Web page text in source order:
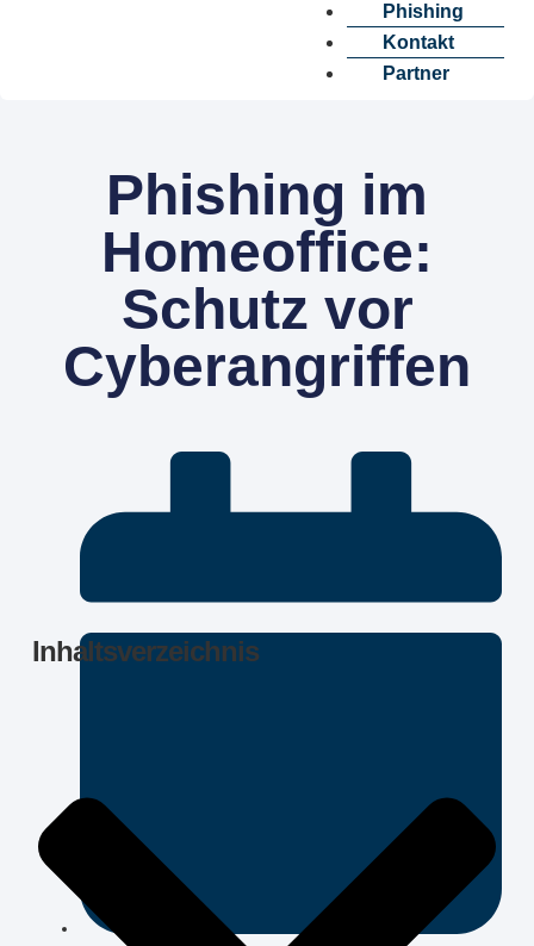
Phishing
Kontakt
Partner
Phishing im
Homeoffice:
Schutz vor
Cyberangriffen
Inhaltsverzeichnis